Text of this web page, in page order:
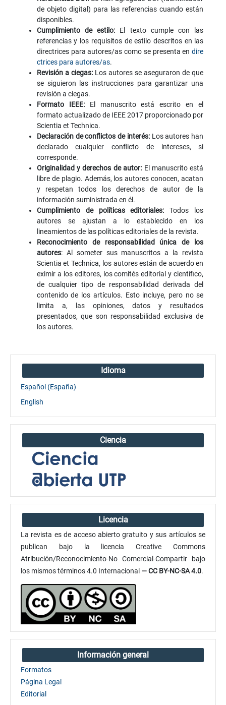
de objeto digital) para las referencias cuando están
disponibles.
Cumplimiento de estilo: El texto cumple con las
referencias y los requisitos de estilo descritos en las
directrices para autores/as como se presenta endire
ctrices para autores/as.
Revisión a ciegas:Los autores se aseguraron de que
se siguieron las instrucciones para garantizar una
revisión a ciegas.
Formato IEEE:El manuscrito está escrito en el
formato actualizado de IEEE 2017 proporcionado por
Scientia et Technica.
Declaración de conflictos de interés:Los autores han
declarado cualquier conflicto de intereses, si
corresponde.
Originalidad y derechos de autor: El manuscrito está
libre de plagio. Además, los autores conocen, acatan
y respetan todos los derechos de autor de la
información suministrada en él.
Cumplimiento de políticas editoriales: Todos los
autores se ajustan a lo establecido en los
lineamientos de las políticas editoriales de la revista.
Reconocimiento de responsabilidad única de los
autores: Al someter sus manuscritos a la revista
Scientia et Technica, los autores están de acuerdo en
eximir a los editores, los comités editorial y científico,
de cualquier tipo de responsabilidad derivada del
contenido de los artículos. Esto incluye, pero no se
limita a, las opiniones, datos y resultados
presentados, que son responsabilidad exclusiva de
los autores.
Idioma
Español (España)
English
Ciencia
Licencia
La revista es de acceso abierto gratuito y sus artículos se
publican bajo la licencia Creative Commons
Atribución/Reconocimiento-No Comercial-Compartir bajo
los mismos términos 4.0 Internacional — CC BY-NC-SA 4.0.
Información general
Formatos
Página Legal
Editorial